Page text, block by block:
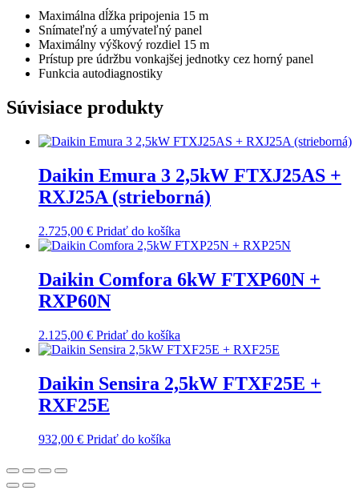
Maximálna dĺžka pripojenia 15 m
Snímateľný a umývateľný panel
Maximálny výškový rozdiel 15 m
Prístup pre údržbu vonkajšej jednotky cez horný panel
Funkcia autodiagnostiky
Súvisiace produkty
Daikin Emura 3 2,5kW FTXJ25AS +
RXJ25A (strieborná)
2.725,00 € Pridať do košíka
Daikin Comfora 6kW FTXP60N +
RXP60N
2.125,00 € Pridať do košíka
Daikin Sensira 2,5kW FTXF25E +
RXF25E
932,00 € Pridať do košíka